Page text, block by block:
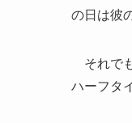
の日は彼
それで
ハーフタ